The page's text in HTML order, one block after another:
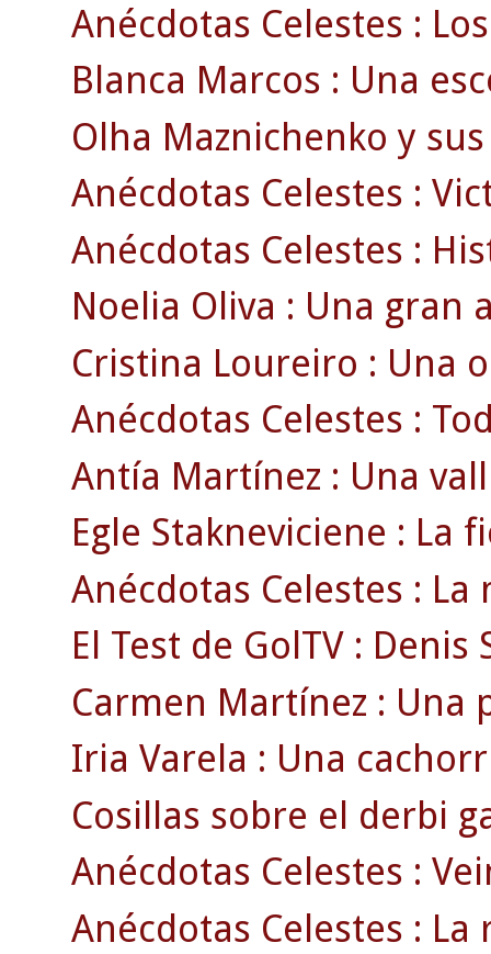
Anécdotas Celestes :
Blanca Marcos : Una
Olha Maznichenko y
Anécdotas Celestes :
Anécdotas Celestes :
Noelia Oliva : Una gran
Cristina Loureiro : Una
Anécdotas Celestes :
Antía Martínez : Una
Egle Stakneviciene : La
Anécdotas Celestes :
El Test de GolTV : Denis
Carmen Martínez : Una
Iria Varela : Una
Cosillas sobre el derbi
Anécdotas Celestes :
Anécdotas Celestes :